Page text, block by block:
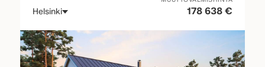
Helsinki 178 638 €